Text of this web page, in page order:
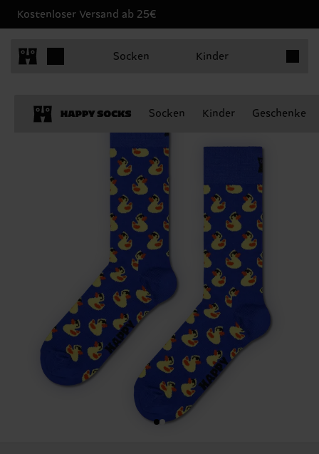
Kostenloser Versand ab 25€
Socken Kinder
Socken Kinder Geschenke